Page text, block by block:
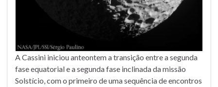
A Cassini iniciou anteontem a transição entre a segunda
fase equatorial e a segunda fase inclinada da missão
Solstício, com o primeiro de uma sequência de encontros